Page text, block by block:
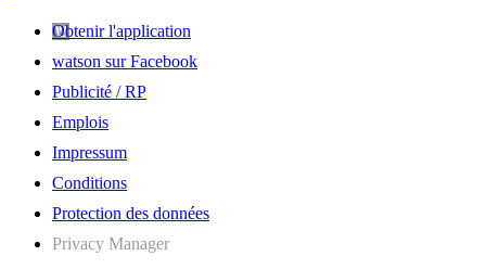
Obtenir l'application
watson sur Facebook
Publicité / RP
Emplois
Impressum
Conditions
Protection des données
Privacy Manager